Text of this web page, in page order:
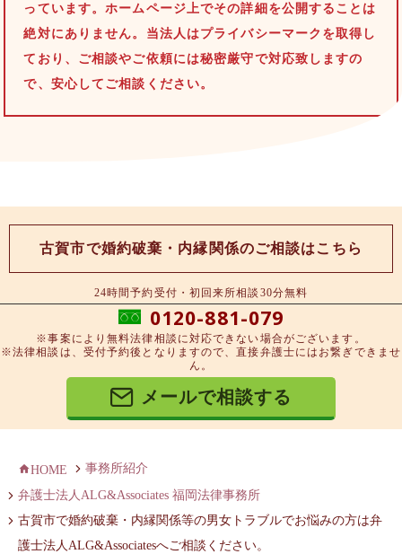
っています。ホームページ上でその詳細を公開することは
絶対にありません。当法人はプライバシーマークを取得し
ており、ご相談やご依頼には秘密厳守で対応致しますの
で、安心してご相談ください。
古賀市で婚約破棄・内縁関係のご相談はこちら
24時間予約受付・初回来所相談30分無料
0120-881-079
※事案により無料法律相談に対応できない場合がございます。
※法律相談は、受付予約後となりますので、直接弁護士にはお繋ぎできませ
ん。
メールで相談する
HOME
事務所紹介
弁護士法人ALG&Associates 福岡法律事務所
古賀市で婚約破棄・内縁関係等の男女トラブルでお悩みの方は弁
護士法人ALG&Associatesへご相談ください。